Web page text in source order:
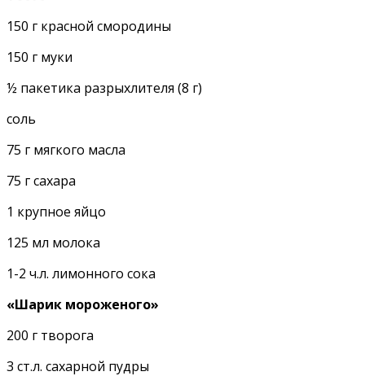
150 г красной смородины
150 г муки
½ пакетика разрыхлителя (8 г)
соль
75 г мягкого масла
75 г сахара
1 крупное яйцо
125 мл молока
1-2 ч.л. лимонного сока
«Шарик мороженого»
200 г творога
3 ст.л. сахарной пудры